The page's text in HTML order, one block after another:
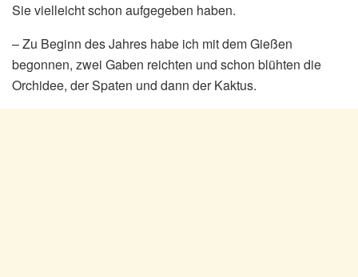
Sie vielleicht schon aufgegeben haben.
– Zu Beginn des Jahres habe ich mit dem Gießen
begonnen, zwei Gaben reichten und schon blühten die
Orchidee, der Spaten und dann der Kaktus.